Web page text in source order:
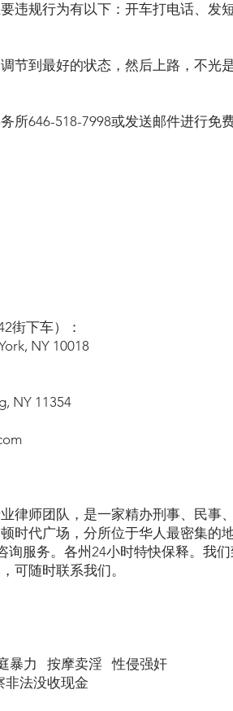
违规行为有以下：开车打电话、发
节到最好的状态，然后上路，不光
所646-518-7998或发送邮件进行免
街下车）：
NY 10018
NY 11354
律师团队，是一家精办刑事、民事
时代广场，分所位于华人最密集的
服务。各州24小时特快保释。我
可随时联系我们。
暴力 按摩卖淫 性侵强奸
法没收现金